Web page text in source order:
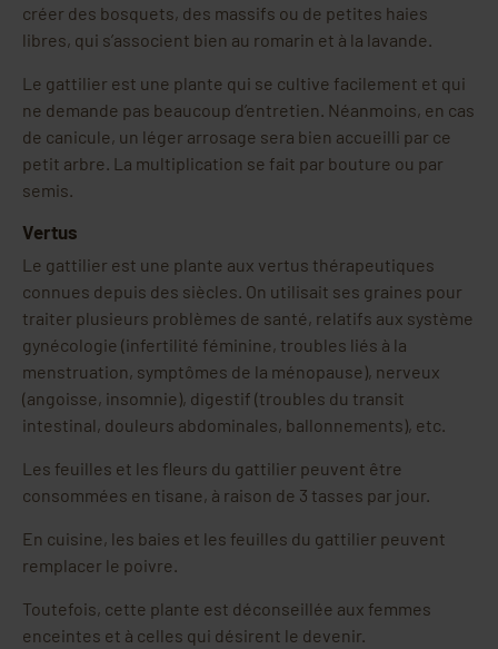
créer des bosquets, des massifs ou de petites haies
libres, qui s’associent bien au romarin et à la lavande.
Le gattilier est une plante qui se cultive facilement et qui
ne demande pas beaucoup d’entretien. Néanmoins, en cas
de canicule, un léger arrosage sera bien accueilli par ce
petit arbre. La multiplication se fait par bouture ou par
semis.
Vertus
Le gattilier est une plante aux vertus thérapeutiques
connues depuis des siècles. On utilisait ses graines pour
traiter plusieurs problèmes de santé, relatifs aux système
gynécologie (infertilité féminine, troubles liés à la
menstruation, symptômes de la ménopause), nerveux
(angoisse, insomnie), digestif (troubles du transit
intestinal, douleurs abdominales, ballonnements), etc.
Les feuilles et les fleurs du gattilier peuvent être
consommées en tisane, à raison de 3 tasses par jour.
En cuisine, les baies et les feuilles du gattilier peuvent
remplacer le poivre.
Toutefois, cette plante est déconseillée aux femmes
enceintes et à celles qui désirent le devenir.